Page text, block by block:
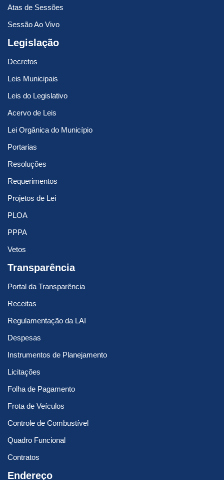
Atas de Sessões
Sessão Ao Vivo
Legislação
Decretos
Leis Municipais
Leis do Legislativo
Acervo de Leis
Lei Orgânica do Município
Portarias
Resoluções
Requerimentos
Projetos de Lei
PLOA
PPPA
Vetos
Transparência
Portal da Transparência
Receitas
Regulamentação da LAI
Despesas
Instrumentos de Planejamento
Licitações
Folha de Pagamento
Frota de Veículos
Controle de Combustível
Quadro Funcional
Contratos
Endereço